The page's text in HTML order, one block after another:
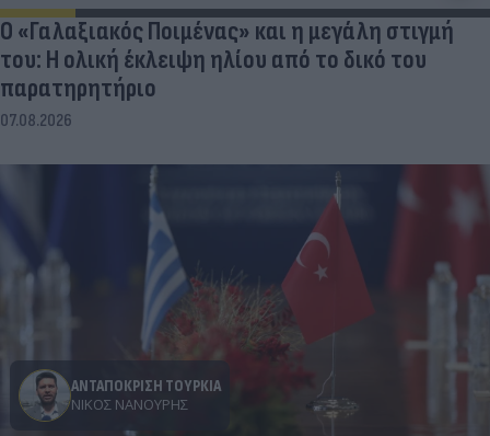
Ο «Γαλαξιακός Ποιμένας» και η μεγάλη στιγμή
του: Η ολική έκλειψη ηλίου από το δικό του
παρατηρητήριο
07.08.2026
ΑΝΤΑΠΟΚΡΙΣΗ ΤΟΥΡΚΙΑ
ΝΊΚΟΣ ΝΑΝΟΎΡΗΣ